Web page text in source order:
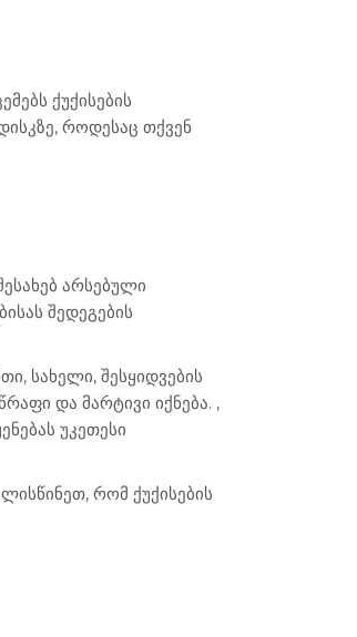
ქუქისების
როდესაც თქვენ
არსებული
შედეგების
სახელი, შესყიდვების
და მარტივი იქნება. ,
უკეთესი
რომ ქუქისების